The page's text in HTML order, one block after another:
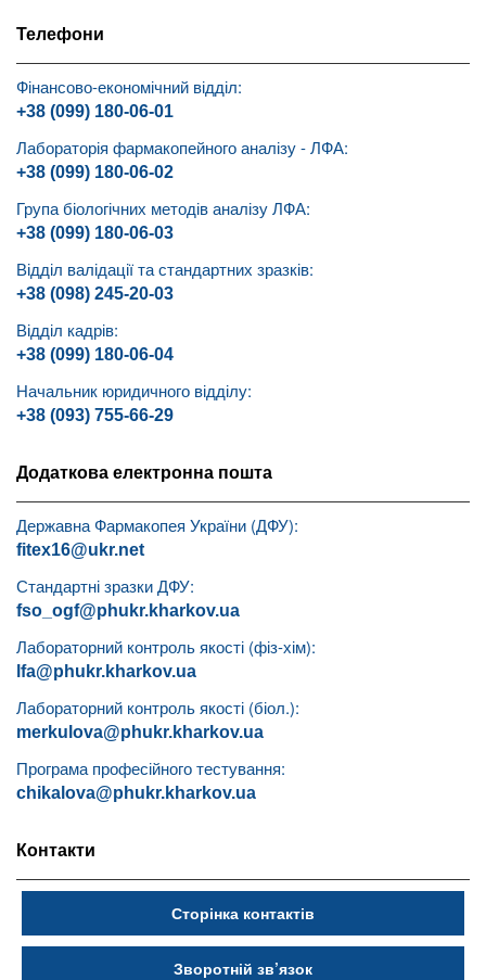
Телефони
Фінансово-економічний відділ:
+38 (099) 180-06-01
Лабораторія фармакопейного аналізу - ЛФА:
+38 (099) 180-06-02
Група біологічних методів аналізу ЛФА:
+38 (099) 180-06-03
Відділ валідації та стандартних зразків:
+38 (098) 245-20-03
Відділ кадрів:
+38 (099) 180-06-04
Начальник юридичного відділу:
+38 (093) 755-66-29
Додаткова електронна пошта
Державна Фармакопея України (ДФУ):
fitex16@ukr.net
Стандартні зразки ДФУ:
fso_ogf@phukr.kharkov.ua
Лабораторний контроль якості (фіз-хім):
lfa@phukr.kharkov.ua
Лабораторний контроль якості (біол.):
merkulova@phukr.kharkov.ua
Програма професійного тестування:
chikalova@phukr.kharkov.ua
Контакти
Сторінка контактів
Зворотній зв’язок